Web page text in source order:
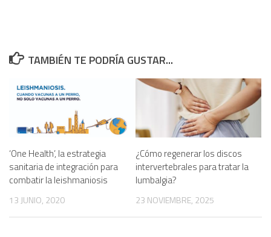
TAMBIÉN TE PODRÍA GUSTAR...
‘One Health’, la estrategia
sanitaria de integración para
combatir la leishmaniosis
13 JUNIO, 2020
¿Cómo regenerar los discos
intervertebrales para tratar la
lumbalgia?
23 NOVIEMBRE, 2025